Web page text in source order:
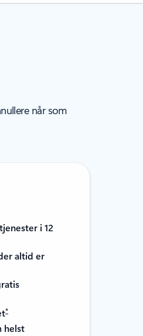
når som
i 12
altid er
*
helst